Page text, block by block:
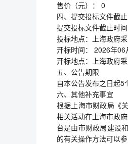
售价（元）： 0
四、提交投标文件截
提交投标文件截止时
投标地点：上海政府
开标时间： 2026年06
开标地点：上海政府
五、公告期限
自本公告发布之日起5
六、其他补充事宜
根据上海市财政局《
相关活动在上海市政
台是由市财政局建设
的有关操作方法可以